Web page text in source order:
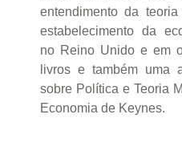
entendimento da
estabelecimento da
no Reino Unido e em
livros e também uma
sobre Política e Teoria
Economia de Keynes.